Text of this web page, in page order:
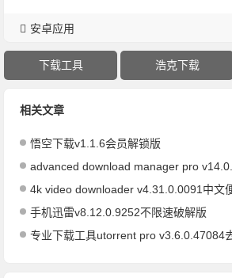
安卓应用
下载工具 浩克下载
相关文章
悟空下载v1.1.6会员解锁版
advanced download manager pro v14.0.35
4k video downloader v4.31.0.0091中文
手机迅雷v8.12.0.9252不限速破解版
专业下载工具utorrent pro v3.6.0.47084